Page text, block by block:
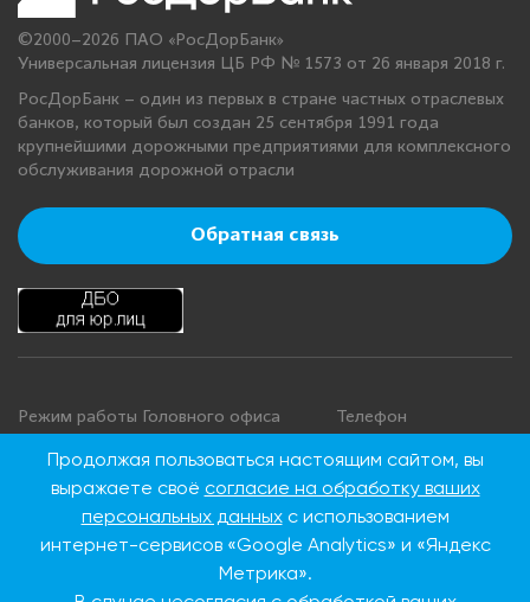
©2000–2026 ПАО «РосДорБанк»
Универсальная лицензия ЦБ РФ № 1573 от 26 января 2018 г.
РосДорБанк – один из первых в стране частных отраслевых
банков, который был создан 25 сентября 1991 года
крупнейшими дорожными предприятиями для комплексного
обслуживания дорожной отрасли
Обратная связь
Режим работы Головного офиса
Понедельник - четверг: с 9:00 до
18:00
Суббота, воскресенье: выходные
Телефон
+7 495 276 00 22
8 800 100 00 22
России)
Продолжая пользоваться настоящим сайтом, вы
выражаете своё согласие на обработку ваших
персональных данныхс использованием
интернет-сервисов «Google Analytics» и «Яндекс
Метрика».